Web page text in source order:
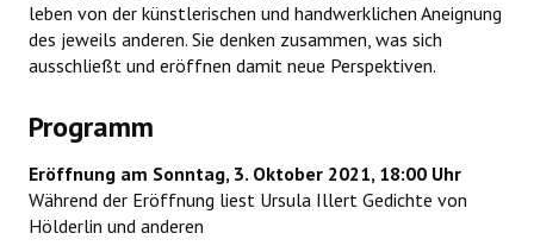
leben von der künstlerischen und handwerklichen Aneignung
des jeweils anderen. Sie denken zusammen, was sich
ausschließt und eröffnen damit neue Perspektiven.
Programm
Eröffnung am Sonntag, 3. Oktober 2021, 18:00 Uhr
Während der Eröffnung liest Ursula Illert Gedichte von
Hölderlin und anderen